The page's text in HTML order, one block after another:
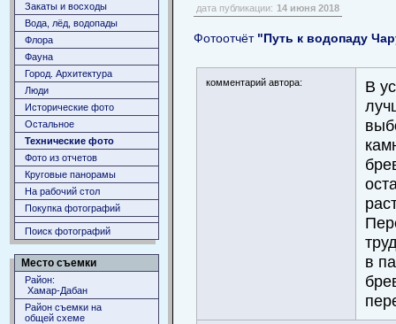
Закаты и восходы
Вода, лёд, водопады
Флора
Фауна
Город. Архитектура
Люди
Исторические фото
Остальное
Технические фото
Фото из отчетов
Круговые панорамы
На рабочий стол
Покупка фотографий
Поиск фотографий
Место съемки
Район:
Хамар-Дабан
Район съемки на
общей схеме
дата публикации: 14 июня 2018
Фотоотчёт "Путь к водопаду
комментарий автора:
В
в